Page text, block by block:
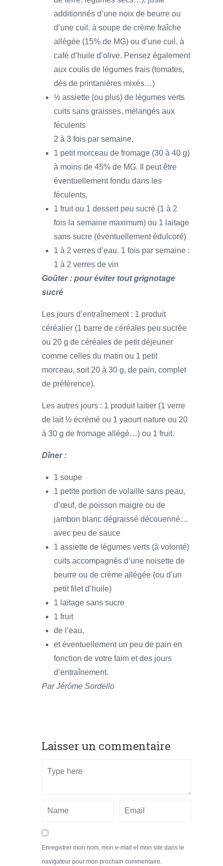
additionnés d’une noix de beurre ou
d’une cuil. à soupe de crème fraîche
allégée (15% de MG) ou d’une cuil. à
café d’huile d’olive. Pensez également
aux coulis de légumes frais (tomates,
dès de printanières mixés…)
½ assiette (ou plus) de légumes verts
cuits sans graisses, mélangés aux
féculents
2 à 3 fois par semaine,
1 petit morceau de fromage (30 à 40 g)
à moins de 45% de MG. Il peut être
éventuellement fondu dans les
féculents.
1 fruit ou 1 dessert peu sucré (1 à 2
fois la semaine maximum) ou 1 laitage
sans sucre (éventuellement édulcoré)
1 à 2 verres d’eau. 1 fois par semaine :
1 à 2 verres de vin
Goûter : pour éviter tout grignotage
sucré
Les jours d’entraînement : 1 produit
céréalier (1 barre de céréales peu sucrée
ou 20 g de céréales de petit déjeuner
comme celles du matin ou 1 petit
morceau, soit 20 à 30 g, de pain, complet
de préférence).
Les autres jours : 1 produit laitier (1 verre
de lait ½ écrémé ou 1 yaourt nature ou 20
à 30 g de fromage allégé…) ou 1 fruit.
Dîner :
1 soupe
1 petite portion de volaille sans peau,
d’œuf, de poisson maigre ou de
jambon blanc dégraissé découenné…
avec peu de sauce
1 assiette de légumes verts (à volonté)
cuits accompagnés d’une noisette de
beurre ou de crème allégée (ou d’un
petit filet d’huile)
1 laitage sans sucre
1 fruit
de l’eau,
et éventuellement un peu de pain en
fonction de votre faim et des jours
d’entraînement.
Par Jérôme Sordello
Laisser un commentaire
Enregistrer mon nom, mon e-mail et mon site dans le
navigateur pour mon prochain commentaire.